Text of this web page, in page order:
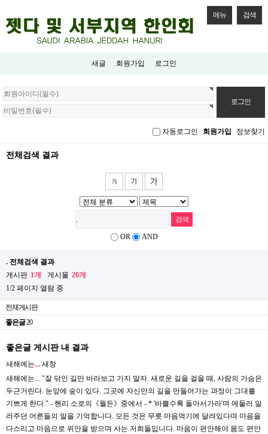
메뉴 검색
새글 회원가입 로그인
회
원
로
자동로그인 회원가입 정보찾기
전체검색 결과
OR AND
. 전체검색 결과
게시판 1개 게시물 20개
1/2 페이지 열람 중
전체게시판
좋은글 20
좋은글 게시판 내 결과
새해에는... 새창
새해에는... "잘 닦인 길만 바라보고 가지 말자. 새로운 길을 걸을 때, 사람의 가슴은
두근거린다. 눈앞에 숲이 있다. 그곳에 자신만의 길을 만들어가는 과정이 그대를
기쁘게 한다." - 헨리 소로의《월든》중에서 - * '바쁠수록 돌아서가라'며 에둘러 일
러주던 어른들의 말을 기억합니다. 모든 것은 무릇 마음먹기에 달려있다며 마음을
다스리고 마음으로 위안을 받으며 사는 저희들입니다. 마음이 편안해야 몸도 편안